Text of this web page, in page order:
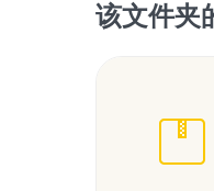
该文件夹